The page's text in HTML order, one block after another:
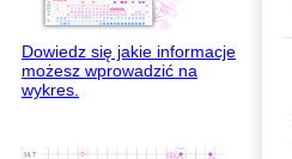
Dowiedz się jakie informacje
możesz wprowadzić na
wykres.